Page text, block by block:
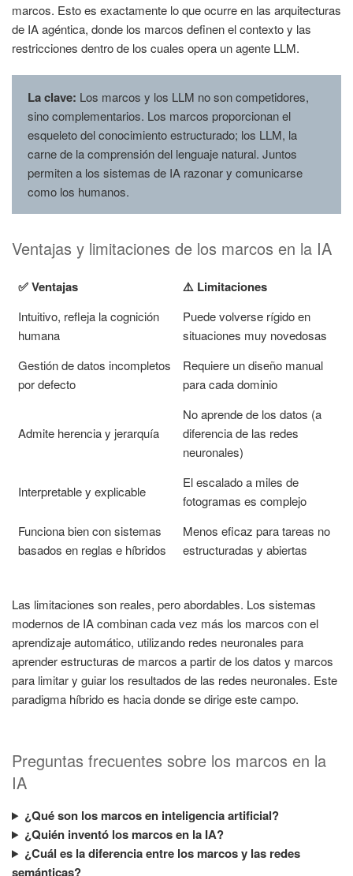
marcos. Esto es exactamente lo que ocurre en las arquitecturas
de IA agéntica, donde los marcos definen el contexto y las
restricciones dentro de los cuales opera un agente LLM.
La clave: Los marcos y los LLM no son competidores,
sino complementarios. Los marcos proporcionan el
esqueleto del conocimiento estructurado; los LLM, la
carne de la comprensión del lenguaje natural. Juntos
permiten a los sistemas de IA razonar y comunicarse
como los humanos.
Ventajas y limitaciones de los marcos en la IA
✅ Ventajas ⚠️ Limitaciones
Intuitivo, refleja la cognición
humana
Puede volverse rígido en
situaciones muy novedosas
Gestión de datos incompletos
por defecto
Requiere un diseño manual
para cada dominio
Admite herencia y jerarquía
No aprende de los datos (a
diferencia de las redes
neuronales)
Interpretable y explicable
El escalado a miles de
fotogramas es complejo
Funciona bien con sistemas
basados en reglas e híbridos
Menos eficaz para tareas no
estructuradas y abiertas
Las limitaciones son reales, pero abordables. Los sistemas
modernos de IA combinan cada vez más los marcos con el
aprendizaje automático, utilizando redes neuronales para
aprender estructuras de marcos a partir de los datos y marcos
para limitar y guiar los resultados de las redes neuronales. Este
paradigma híbrido es hacia donde se dirige este campo.
Preguntas frecuentes sobre los marcos en la
IA
¿Qué son los marcos en inteligencia artificial?
¿Quién inventó los marcos en la IA?
¿Cuál es la diferencia entre los marcos y las redes
semánticas?